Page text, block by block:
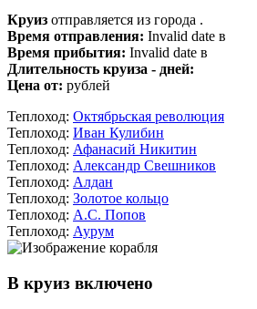
Круиз отправляется из города .
Время отправления: Invalid date в
Время прибытия: Invalid date в
Длительность круиза - дней:
Цена от: рублей
Теплоход: Октябрьская революция
Теплоход: Иван Кулибин
Теплоход: Афанасий Никитин
Теплоход: Александр Свешников
Теплоход: Алдан
Теплоход: Золотое кольцо
Теплоход: А.С. Попов
Теплоход: Аурум
В круиз включено